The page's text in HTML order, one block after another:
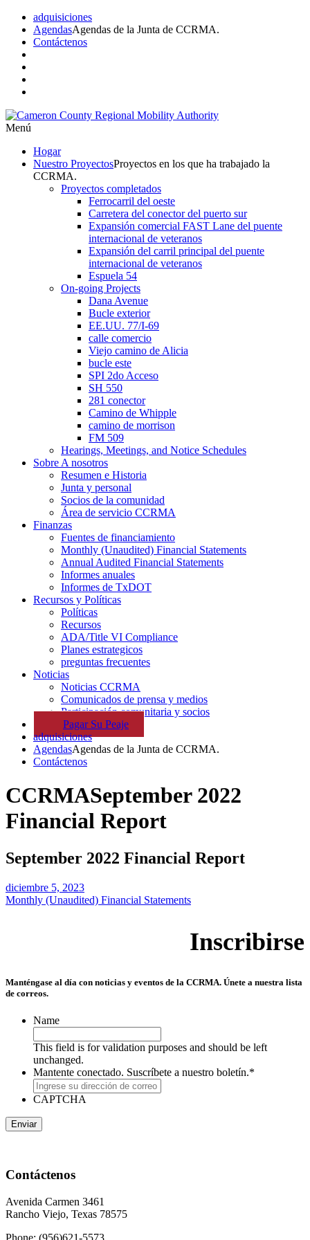
adquisiciones
AgendasAgendas de la Junta de CCRMA.
Contáctenos
Menú
Hogar
Nuestro ProyectosProyectos en los que ha trabajado la
CCRMA.
Proyectos completados
Ferrocarril del oeste
Carretera del conector del puerto sur
Expansión comercial FAST Lane del puente
internacional de veteranos
Expansión del carril principal del puente
internacional de veteranos
Espuela 54
On-going Projects
Dana Avenue
Bucle exterior
EE.UU. 77/I-69
calle comercio
Viejo camino de Alicia
bucle este
SPI 2do Acceso
SH 550
281 conector
Camino de Whipple
camino de morrison
FM 509
Hearings, Meetings, and Notice Schedules
Sobre A nosotros
Resumen e Historia
Junta y personal
Socios de la comunidad
Área de servicio CCRMA
Finanzas
Fuentes de financiamiento
Monthly (Unaudited) Financial Statements
Annual Audited Financial Statements
Informes anuales
Informes de TxDOT
Recursos y Políticas
Políticas
Recursos
ADA/Title VI Compliance
Planes estrategicos
preguntas frecuentes
Noticias
Noticias CCRMA
Comunicados de prensa y medios
Participación comunitaria y socios
Pagar Su Peaje
adquisiciones
AgendasAgendas de la Junta de CCRMA.
Contáctenos
CCRMASeptember 2022
Financial Report
September 2022 Financial Report
diciembre 5, 2023
Monthly (Unaudited) Financial Statements
Inscribirse
Manténgase al día con noticias y eventos de la CCRMA. Únete a nuestra lista
de correos.
Name
This field is for validation purposes and should be left
unchanged.
Mantente conectado. Suscríbete a nuestro boletín.*
CAPTCHA
Contáctenos
Avenida Carmen 3461
Rancho Viejo, Texas 78575